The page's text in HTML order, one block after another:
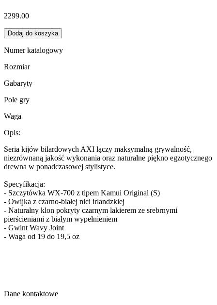
2299.00
Dodaj do koszyka
Numer katalogowy
Rozmiar
Gabaryty
Pole gry
Waga
Opis:
Seria kijów bilardowych AXI łączy maksymalną grywalność,
niezrównaną jakość wykonania oraz naturalne piękno egzotycznego
drewna w ponadczasowej stylistyce.
Specyfikacja:
- Szczytówka WX-700 z tipem Kamui Original (S)
- Owijka z czarno-białej nici irlandzkiej
- Naturalny klon pokryty czarnym lakierem ze srebrnymi
pierścieniami z białym wypełnieniem
- Gwint Wavy Joint
- Waga od 19 do 19,5 oz
Dane kontaktowe